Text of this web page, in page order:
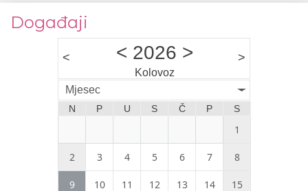
Događaji
< < 2026 >
Kolovoz
>
Mjesec
N P U S Č P S
1
2 3 4 5 6 7 8
9 10 11 12 13 14 15